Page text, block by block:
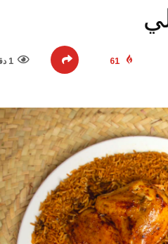
1 دقيقة للقراءة